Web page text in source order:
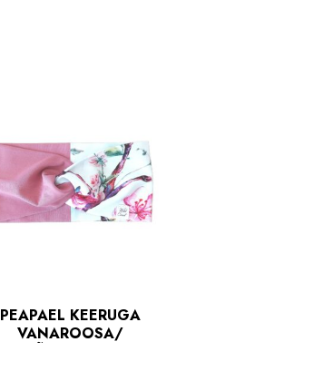
PEAPAEL KEERUGA
VANAROOSA/